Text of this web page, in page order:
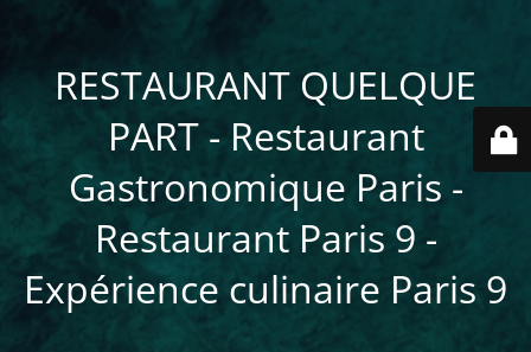
RESTAURANT QUELQUE
PART - Restaurant
Gastronomique Paris -
Restaurant Paris 9 -
Expérience culinaire Paris 9